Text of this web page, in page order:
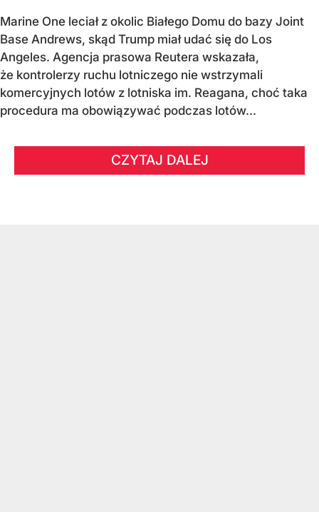
Marine One leciał z okolic Białego Domu do bazy Joint
Base Andrews, skąd Trump miał udać się do Los
Angeles. Agencja prasowa Reutera wskazała,
że kontrolerzy ruchu lotniczego nie wstrzymali
komercyjnych lotów z lotniska im. Reagana, choć taka
procedura ma obowiązywać podczas lotów...
CZYTAJ DALEJ